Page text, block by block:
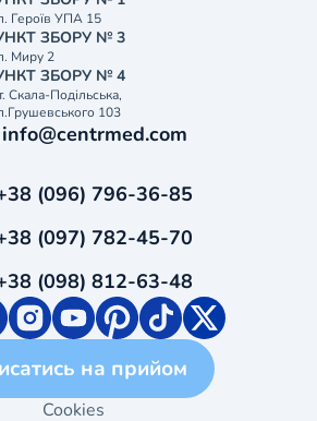
Героїв УПА 15
ЗБОРУ № 3
Миру 2
ЗБОРУ № 4
Скала-Подільська,
103
info@centrmed.com
(096) 796-36-85
(097) 782-45-70
(098) 812-63-48
на прийом
Cookies